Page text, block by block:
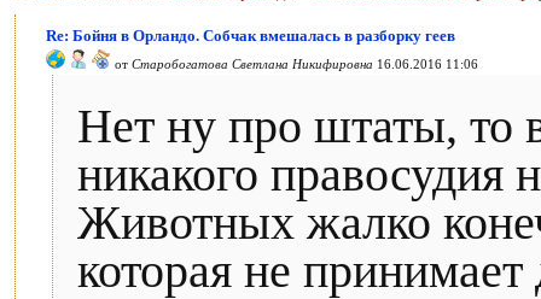
Re: Бойня в Орландо. Собчак вмешалась в разборку геев
от Старобогатова Светлана Никифировна 16.06.2016 11:06
Нет ну про штаты, то
никакого правосудия
Животных жалко
которая не